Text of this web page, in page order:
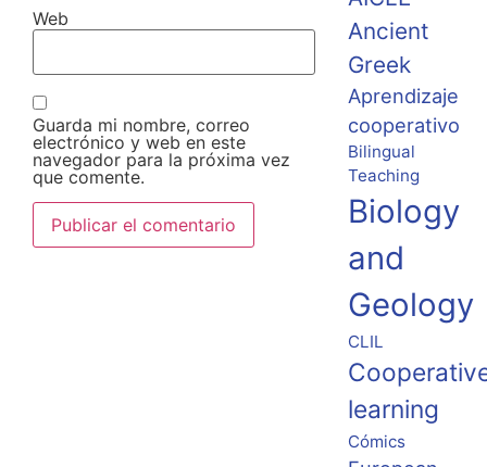
Web
Guarda mi nombre, correo
electrónico y web en este
navegador para la próxima vez
que comente.
Ancient
Greek
Aprendizaje
cooperativo
Bilingual
Teaching
Biology
and
Geology
CLIL
learning
Cómics